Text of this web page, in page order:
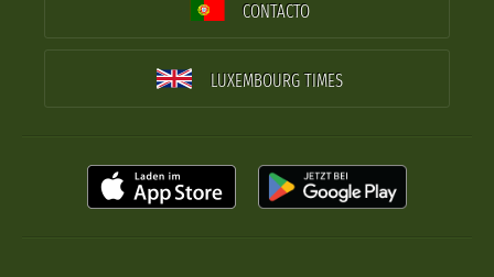
CONTACTO
LUXEMBOURG TIMES